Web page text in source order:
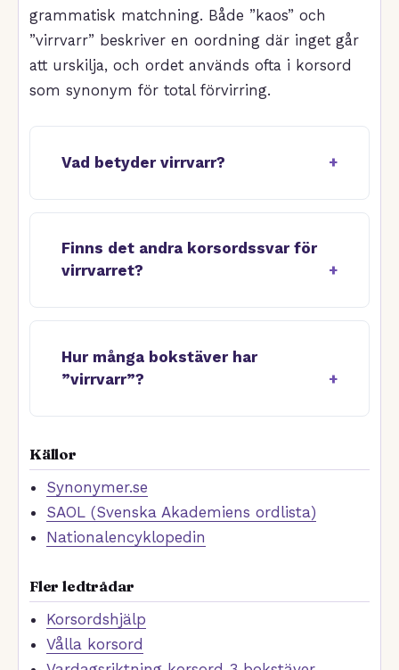
grammatisk matchning. Både ”kaos” och
”virrvarr” beskriver en oordning där inget går
att urskilja, och ordet används ofta i korsord
som synonym för total förvirring.
Vad betyder virrvarr?
Finns det andra korsordssvar för
virrvarret?
Hur många bokstäver har
”virrvarr”?
Källor
Synonymer.se
SAOL (Svenska Akademiens ordlista)
Nationalencyklopedin
Fler ledtrådar
Korsordshjälp
Vålla korsord